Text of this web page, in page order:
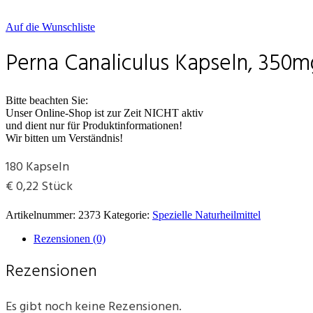
Auf die Wunschliste
Perna Canaliculus Kapseln,
Bitte beachten Sie:
Unser Online-Shop ist zur Zeit NICHT aktiv
und dient nur für Produktinformationen!
Wir bitten um Verständnis!
180 Kapseln
€ 0,22 Stück
Artikelnummer: 2373 Kategorie: Spezielle Naturheilmittel
Rezensionen (0)
Rezensionen
Es gibt noch keine Rezensionen.